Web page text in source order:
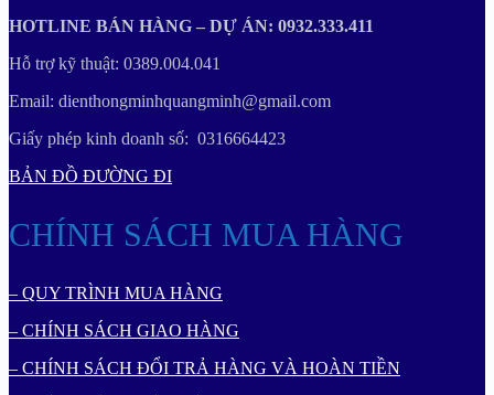
HOTLINE BÁN HÀNG – DỰ ÁN: 0932.333.411
Hỗ trợ kỹ thuật: 0389.004.041
Email: dienthongminhquangminh@gmail.com
Giấy phép kinh doanh số: 0316664423
BẢN ĐỒ ĐƯỜNG ĐI
CHÍNH SÁCH MUA HÀNG
– QUY TRÌNH MUA HÀNG
– CHÍNH SÁCH GIAO HÀNG
– CHÍNH SÁCH ĐỔI TRẢ HÀNG VÀ HOÀN TIỀN